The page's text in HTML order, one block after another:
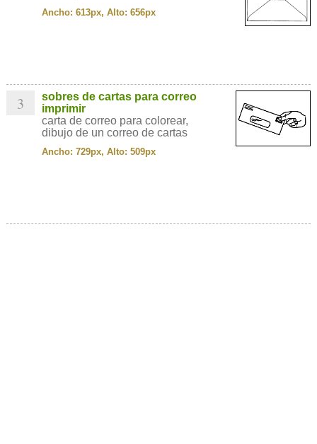
Ancho: 613px, Alto: 656px
3
sobres de cartas para correo
imprimir
carta de correo para colorear,
dibujo de un correo de cartas
Ancho: 729px, Alto: 509px